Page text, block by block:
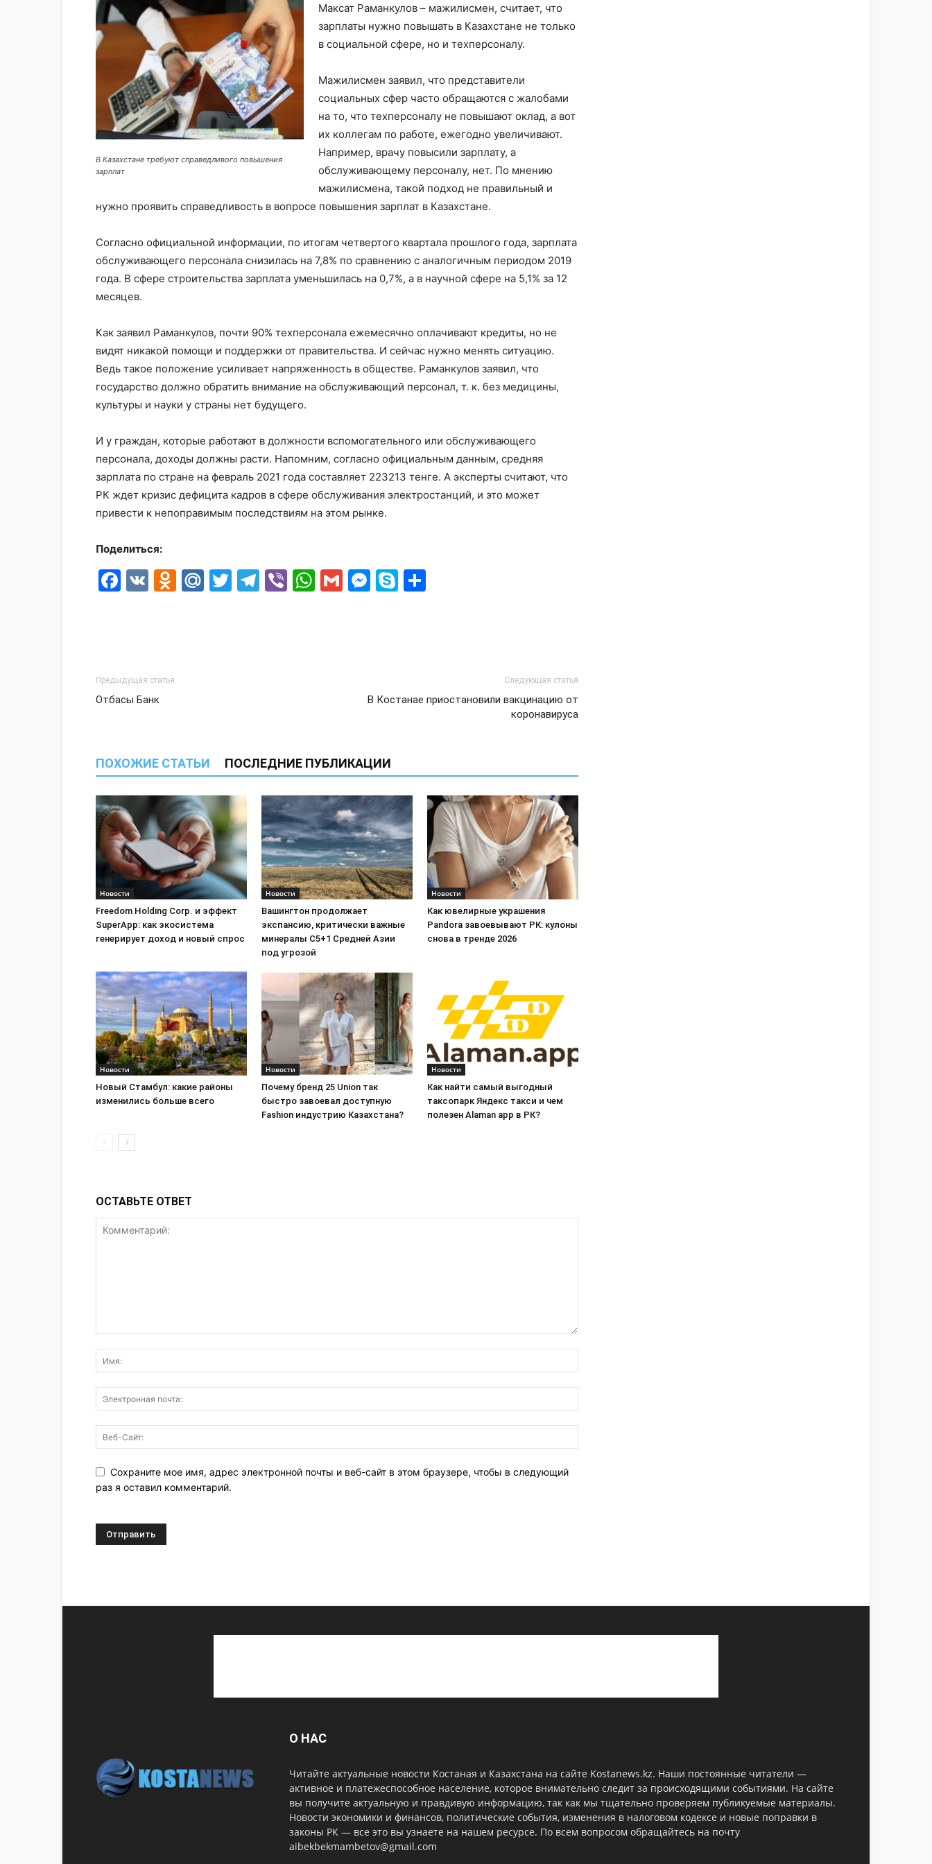
В Казахстане требуют справедливого повышения
зарплат
Максат Раманкулов – мажилисмен, считает, что
зарплаты нужно повышать в Казахстане не только
в социальной сфере, но и техперсоналу.
Мажилисмен заявил, что представители
социальных сфер часто обращаются с жалобами
на то, что техперсоналу не повышают оклад, а вот
их коллегам по работе, ежегодно увеличивают.
Например, врачу повысили зарплату, а
обслуживающему персоналу, нет. По мнению
мажилисмена, такой подход не правильный и
нужно проявить справедливость в вопросе повышения зарплат в Казахстане.
Согласно официальной информации, по итогам четвертого квартала прошлого года, зарплата
обслуживающего персонала снизилась на 7,8% по сравнению с аналогичным периодом 2019
года. В сфере строительства зарплата уменьшилась на 0,7%, а в научной сфере на 5,1% за 12
месяцев.
Как заявил Раманкулов, почти 90% техперсонала ежемесячно оплачивают кредиты, но не
видят никакой помощи и поддержки от правительства. И сейчас нужно менять ситуацию.
Ведь такое положение усиливает напряженность в обществе. Раманкулов заявил, что
государство должно обратить внимание на обслуживающий персонал, т. к. без медицины,
культуры и науки у страны нет будущего.
И у граждан, которые работают в должности вспомогательного или обслуживающего
персонала, доходы должны расти. Напомним, согласно официальным данным, средняя
зарплата по стране на февраль 2021 года составляет 223213 тенге. А эксперты считают, что
РК ждет кризис дефицита кадров в сфере обслуживания электростанций, и это может
привести к непоправимым последствиям на этом рынке.
Поделиться:
Facebook
VK Odnoklassniki
Mail.Ru
Twitter
Telegram
ViberWhatsApp
GmailMessenger
Skype
Предыдущая статья
Отбасы Банк
Следующая статья
В Костанае приостановили вакцинацию от
коронавируса
ПОХОЖИЕ СТАТЬИ ПОСЛЕДНИЕ ПУБЛИКАЦИИ
Новости
Freedom Holding Corp. и эффект
SuperApp: как экосистема
генерирует доход и новый спрос
Новости
Вашингтон продолжает
экспансию, критически важные
минералы C5+1 Средней Азии
под угрозой
Новости
Как ювелирные украшения
Pandora завоевывают РК: кулоны
снова в тренде 2026
Новости
Новый Стамбул: какие районы
изменились больше всего
Новости
Почему бренд 25 Union так
быстро завоевал доступную
Fashion индустрию Казахстана?
Новости
Как найти самый выгодный
таксопарк Яндекс такси и чем
полезен Alaman app в РК?
ОСТАВЬТЕ ОТВЕТ
Сохраните мое имя, адрес электронной почты и веб-сайт в этом браузере, чтобы в следующий
раз я оставил комментарий.
О НАС
Читайте актуальные новости Костаная и Казахстана на сайте Kostanews.kz. Наши постоянные читатели —
активное и платежеспособное население, которое внимательно следит за происходящими событиями. На сайте
вы получите актуальную и правдивую информацию, так как мы тщательно проверяем публикуемые материалы.
Новости экономики и финансов, политические события, изменения в налоговом кодексе и новые поправки в
законы РК — все это вы узнаете на нашем ресурсе. По всем вопросом обращайтесь на почту
aibekbekmambetov@gmail.com